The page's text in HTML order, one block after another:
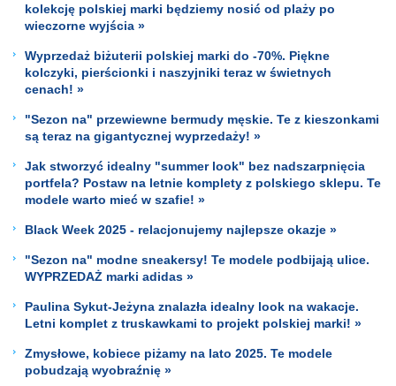
kolekcję polskiej marki będziemy nosić od plaży po
wieczorne wyjścia »
Wyprzedaż biżuterii polskiej marki do -70%. Piękne
kolczyki, pierścionki i naszyjniki teraz w świetnych
cenach! »
"Sezon na" przewiewne bermudy męskie. Te z kieszonkami
są teraz na gigantycznej wyprzedaży! »
Jak stworzyć idealny "summer look" bez nadszarpnięcia
portfela? Postaw na letnie komplety z polskiego sklepu. Te
modele warto mieć w szafie! »
Black Week 2025 - relacjonujemy najlepsze okazje »
"Sezon na" modne sneakersy! Te modele podbijają ulice.
WYPRZEDAŻ marki adidas »
Paulina Sykut-Jeżyna znalazła idealny look na wakacje.
Letni komplet z truskawkami to projekt polskiej marki! »
Zmysłowe, kobiece piżamy na lato 2025. Te modele
pobudzają wyobraźnię »